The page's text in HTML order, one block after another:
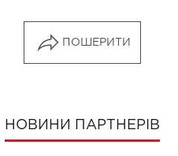
ПОШЕРИТИ
НОВИНИ ПАРТНЕРІВ